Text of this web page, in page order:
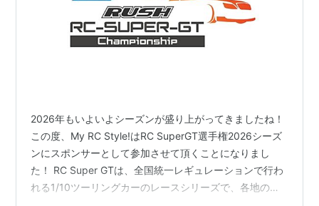
2026年もいよいよシーズンが盛り上がってきましたね！
この度、My RC Style!はRC SuperGT選手権2026シーズ
ンにスポンサーとして参加させて頂くことになりまし
た！ RC Super GTは、全国統一レギュレーションで行わ
れる1/10ツーリングカーのレースシリーズで、各地の予